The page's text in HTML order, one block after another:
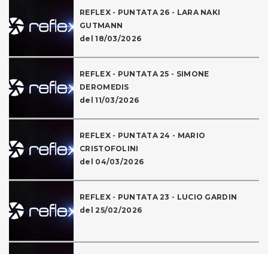
REFLEX - PUNTATA 26 - LARA NAKI
GUTMANN
del 18/03/2026
REFLEX - PUNTATA 25 - SIMONE
DEROMEDIS
del 11/03/2026
REFLEX - PUNTATA 24 - MARIO
CRISTOFOLINI
del 04/03/2026
REFLEX - PUNTATA 23 - LUCIO GARDIN
del 25/02/2026